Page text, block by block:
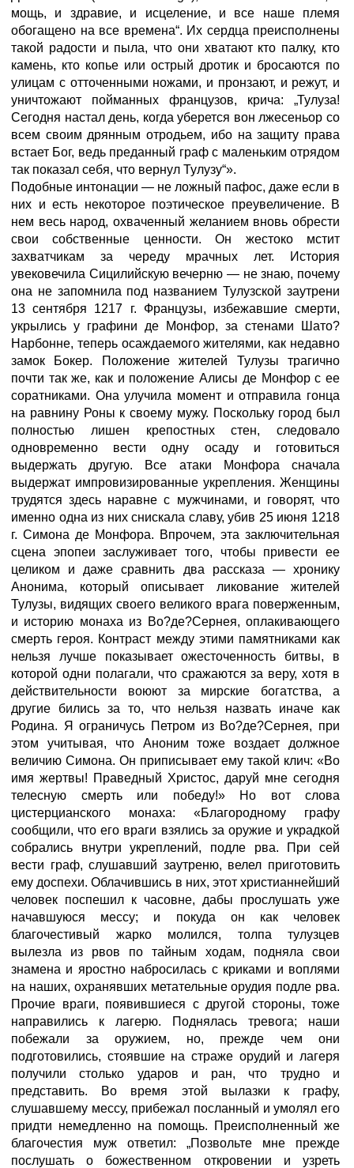
мощь, и здравие, и исцеление, и все наше племя
обогащено на все времена“. Их сердца преисполнены
такой радости и пыла, что они хватают кто палку, кто
камень, кто копье или острый дротик и бросаются по
улицам с отточенными ножами, и пронзают, и режут, и
уничтожают пойманных французов, крича: „Тулуза!
Сегодня настал день, когда уберется вон лжесеньор со
всем своим дрянным отродьем, ибо на защиту права
встает Бог, ведь преданный граф с маленьким отрядом
так показал себя, что вернул Тулузу“».
Подобные интонации — не ложный пафос, даже если в
них и есть некоторое поэтическое преувеличение. В
нем весь народ, охваченный желанием вновь обрести
свои собственные ценности. Он жестоко мстит
захватчикам за череду мрачных лет. История
увековечила Сицилийскую вечерню — не знаю, почему
она не запомнила под названием Тулузской заутрени
13 сентября 1217 г. Французы, избежавшие смерти,
укрылись у графини де Монфор, за стенами Шато?
Нарбонне, теперь осаждаемого жителями, как недавно
замок Бокер. Положение жителей Тулузы трагично
почти так же, как и положение Алисы де Монфор с ее
соратниками. Она улучила момент и отправила гонца
на равнину Роны к своему мужу. Поскольку город был
полностью лишен крепостных стен, следовало
одновременно вести одну осаду и готовиться
выдержать другую. Все атаки Монфора сначала
выдержат импровизированные укрепления. Женщины
трудятся здесь наравне с мужчинами, и говорят, что
именно одна из них снискала славу, убив 25 июня 1218
г. Симона де Монфора. Впрочем, эта заключительная
сцена эпопеи заслуживает того, чтобы привести ее
целиком и даже сравнить два рассказа — хронику
Анонима, который описывает ликование жителей
Тулузы, видящих своего великого врага поверженным,
и историю монаха из Во?де?Сернея, оплакивающего
смерть героя. Контраст между этими памятниками как
нельзя лучше показывает ожесточенность битвы, в
которой одни полагали, что сражаются за веру, хотя в
действительности воюют за мирские богатства, а
другие бились за то, что нельзя назвать иначе как
Родина. Я ограничусь Петром из Во?де?Сернея, при
этом учитывая, что Аноним тоже воздает должное
величию Симона. Он приписывает ему такой клич: «Во
имя жертвы! Праведный Христос, даруй мне сегодня
телесную смерть или победу!» Но вот слова
цистерцианского монаха: «Благородному графу
сообщили, что его враги взялись за оружие и украдкой
собрались внутри укреплений, подле рва. При сей
вести граф, слушавший заутреню, велел приготовить
ему доспехи. Облачившись в них, этот христианнейший
человек поспешил к часовне, дабы прослушать уже
начавшуюся мессу; и покуда он как человек
благочестивый жарко молился, толпа тулузцев
вылезла из рвов по тайным ходам, подняла свои
знамена и яростно набросилась с криками и воплями
на наших, охранявших метательные орудия подле рва.
Прочие враги, появившиеся с другой стороны, тоже
направились к лагерю. Поднялась тревога; наши
побежали за оружием, но, прежде чем они
подготовились, стоявшие на страже орудий и лагеря
получили столько ударов и ран, что трудно и
представить. Во время этой вылазки к графу,
слушавшему мессу, прибежал посланный и умолял его
придти немедленно на помощь. Преисполненный же
благочестия муж ответил: „Позвольте мне прежде
послушать о божественном откровении и узреть